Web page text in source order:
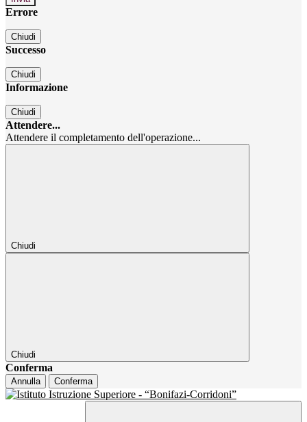
Errore
Chiudi
Successo
Chiudi
Informazione
Chiudi
Attendere...
Attendere il completamento dell'operazione...
Chiudi
Chiudi
Conferma
Annulla Conferma